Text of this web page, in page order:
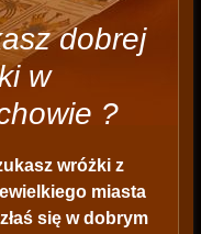
dobrej
w
?
wróżki z
miasta
się w dobrym